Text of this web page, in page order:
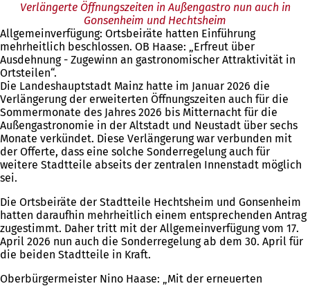
Verlängerte Öffnungszeiten in Außengastro nun auch in
Gonsenheim und Hechtsheim
Allgemeinverfügung: Ortsbeiräte hatten Einführung
mehrheitlich beschlossen. OB Haase: „Erfreut über
Ausdehnung - Zugewinn an gastronomischer Attraktivität in
Ortsteilen“.
Die Landeshauptstadt Mainz hatte im Januar 2026 die
Verlängerung der erweiterten Öffnungszeiten auch für die
Sommermonate des Jahres 2026 bis Mitternacht für die
Außengastronomie in der Altstadt und Neustadt über sechs
Monate verkündet. Diese Verlängerung war verbunden mit
der Offerte, dass eine solche Sonderregelung auch für
weitere Stadtteile abseits der zentralen Innenstadt möglich
sei.
Die Ortsbeiräte der Stadtteile Hechtsheim und Gonsenheim
hatten daraufhin mehrheitlich einem entsprechenden Antrag
zugestimmt. Daher tritt mit der Allgemeinverfügung vom 17.
April 2026 nun auch die Sonderregelung ab dem 30. April für
die beiden Stadtteile in Kraft.
Oberbürgermeister Nino Haase: „Mit der erneuerten